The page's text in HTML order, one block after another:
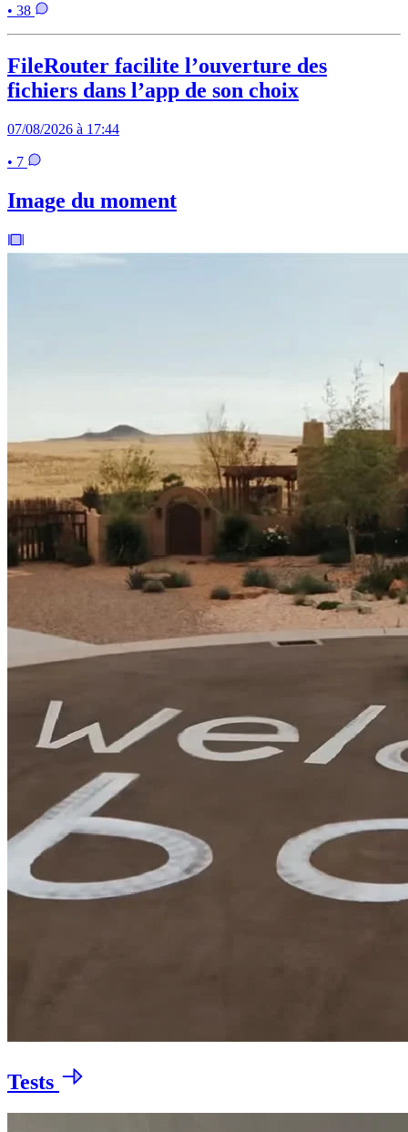
• 38
FileRouter facilite l’ouverture des
fichiers dans l’app de son choix
07/08/2026 à 17:44
• 7
Image du moment
Tests